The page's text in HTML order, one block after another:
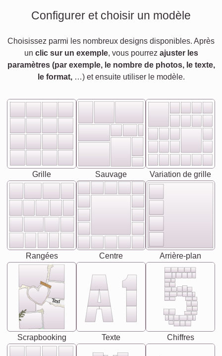
Configurer et choisir un modèle
Choisissez parmi les nombreux designs disponibles. Après
un clic sur un exemple, vous pourrez ajuster les
paramètres (par exemple, le nombre de photos, le texte,
le format,…) et ensuite utiliser le modèle.
Grille Sauvage Variation de grille
Rangées Centre Arrière-plan
Text
Scrapbooking Texte Chiffres